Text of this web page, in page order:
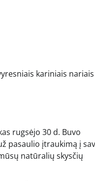
kariniais
rugsėjo 30 d. Buvo
pasaulio įtraukimą į
natūralių skysčių